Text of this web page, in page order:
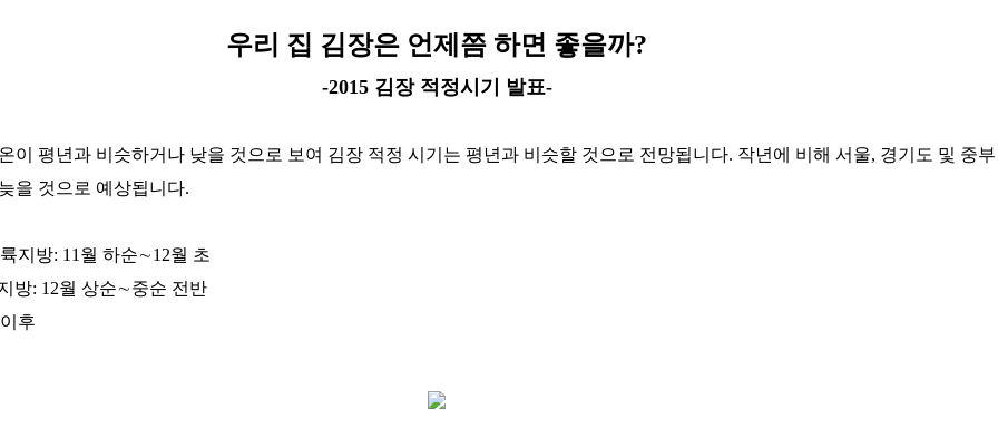
우리 집 김장은 언제쯤 하면 좋을까?
-2015 김장 적정시기 발표-
이 평년과 비슷하거나 낮을 것으로 보여 김장 적정 시기는 평년과 비슷할 것으로 전망됩니다. 작년에 비해 서울, 경기도 및 중
을 것으로 예상됩니다.
지방: 11월 하순∼12월 초
방: 12월 상순∼중순 전반
후